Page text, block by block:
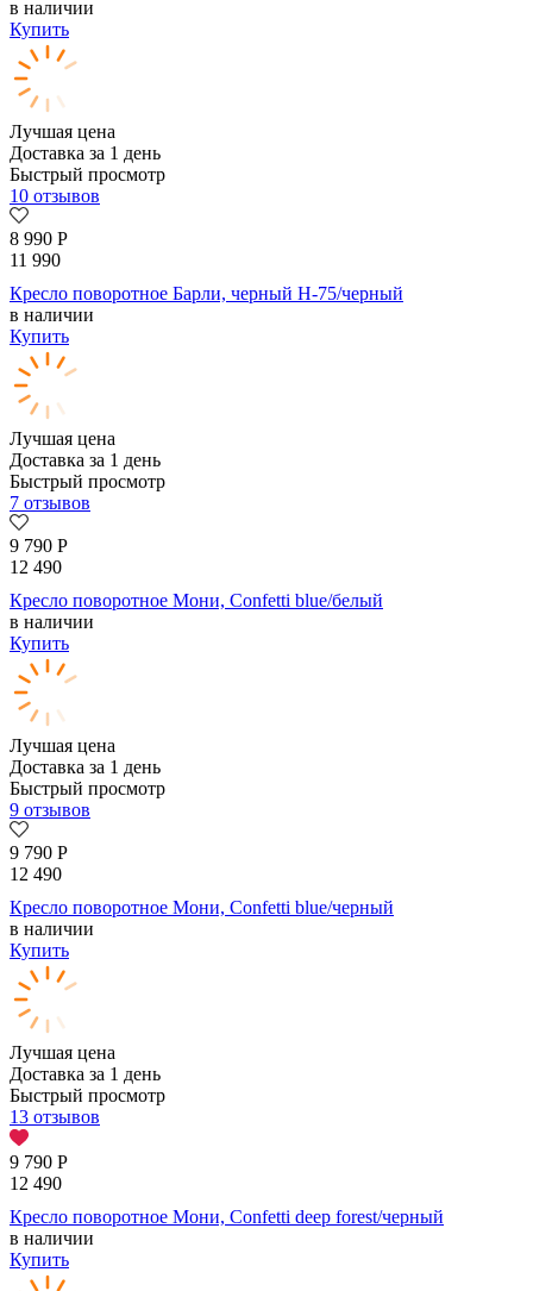
в наличии
Купить
Лучшая цена
Доставка за 1 день
Быстрый просмотр
10 отзывов
8 990 Р
11 990
Кресло поворотное Барли, черный H-75/черный
в наличии
Купить
Лучшая цена
Доставка за 1 день
Быстрый просмотр
7 отзывов
9 790 Р
12 490
Кресло поворотное Мони, Confetti blue/белый
в наличии
Купить
Лучшая цена
Доставка за 1 день
Быстрый просмотр
9 отзывов
9 790 Р
12 490
Кресло поворотное Мони, Confetti blue/черный
в наличии
Купить
Лучшая цена
Доставка за 1 день
Быстрый просмотр
13 отзывов
9 790 Р
12 490
Кресло поворотное Мони, Confetti deep forest/черный
в наличии
Купить